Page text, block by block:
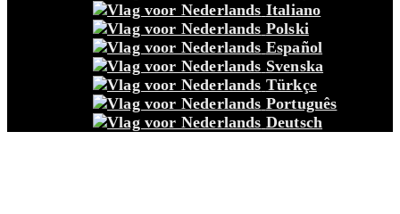
Italiano
Polski
Español
Svenska
Türkçe
Português
Deutsch